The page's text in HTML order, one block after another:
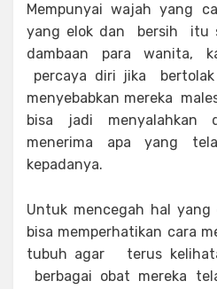
Mempunyai wajah yang
yang elok dan bersih itu
dambaan para wanita,
percaya diri jika
menyebabkan mereka
bisa jadi menyalahkan
menerima apa yang
kepadanya.
Untuk mencegah hal
bisa memperhatikan cara
tubuh agar terus
berbagai obat mereka